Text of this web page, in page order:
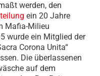
werden, den
ein 20 Jahre
Mafia-Milieu
wurde ein Mitglied der
Corona Unita“
Die überlassenen
auf dem